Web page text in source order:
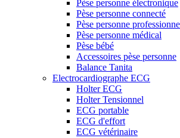
Pèse personne électronique
Pèse personne connecté
Pèse personne
Pèse personne médical
Pèse bébé
Accessoires pèse personne
Balance Tanita
Electrocardiographe ECG
Holter ECG
Holter Tensionnel
ECG portable
ECG d'effort
ECG vétérinaire